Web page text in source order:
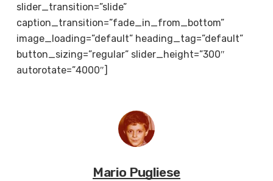
slider_transition=”slide”
caption_transition=”fade_in_from_bottom”
image_loading=”default” heading_tag=”default”
button_sizing=”regular” slider_height=”300″
autorotate=”4000″]
Mario Pugliese